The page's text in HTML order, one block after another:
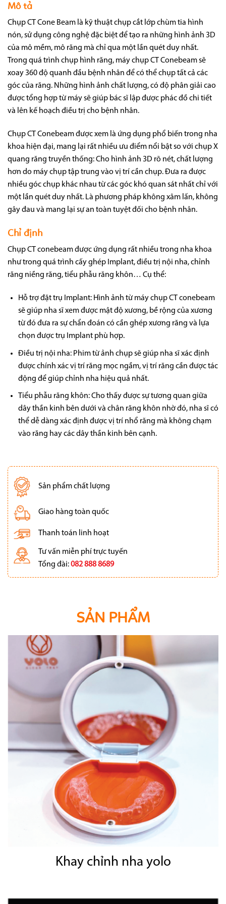
Mô tả
Chụp CT Cone Beam là kỹ thuật chụp cắt lớp chùm tia hình
nón, sử dụng công nghệ đặc biệt để tạo ra những hình ảnh 3D
của mô mềm, mô răng mà chỉ qua một lần quét duy nhất.
Trong quá trình chụp hình răng, máy chụp CT Conebeam sẽ
xoay 360 độ quanh đầu bệnh nhân để có thể chụp tất cả các
góc của răng. Những hình ảnh chất lượng, có độ phân giải cao
được tổng hợp từ máy sẽ giúp bác sĩ lập được phác đồ chi tiết
và lên kế hoạch điều trị cho bệnh nhân.
Chụp CT Conebeam được xem là ứng dụng phổ biến trong nha
khoa hiện đại, mang lại rất nhiều ưu điểm nổi bật so với chụp X
quang răng truyền thống: Cho hình ảnh 3D rõ nét, chất lượng
hơn do máy chụp tập trung vào vị trí cần chụp. Đưa ra được
nhiều góc chụp khác nhau từ các góc khó quan sát nhất chỉ với
một lần quét duy nhất. Là phương pháp không xâm lấn, không
gây đau và mang lại sự an toàn tuyệt đối cho bệnh nhân.
Chỉ định
Chụp CT conebeam được ứng dụng rất nhiều trong nha khoa
như trong quá trình cấy ghép Implant, điều trị nội nha, chỉnh
răng niềng răng, tiểu phẫu răng khôn… Cụ thể:
Hỗ trợ đặt trụ Implant: Hình ảnh từ máy chụp CT conebeam
sẽ giúp nha sĩ xem được mật độ xương, bề rộng của xương
từ đó đưa ra sự chẩn đoán có cần ghép xương răng và lựa
chọn được trụ Implant phù hợp.
Điều trị nội nha: Phim từ ảnh chụp sẽ giúp nha sĩ xác định
được chính xác vị trí răng mọc ngầm, vị trí răng cần được tác
động để giúp chỉnh nha hiệu quả nhất.
Tiểu phẫu răng khôn: Cho thấy được sự tương quan giữa
dây thần kinh bên dưới và chân răng khôn nhờ đó, nha sĩ có
thể dễ dàng xác định được vị trí nhổ răng mà không chạm
vào răng hay các dây thần kinh bên cạnh.
Sản phẩm chất lượng
Giao hàng toàn quốc
Thanh toán linh hoạt
Tư vấn miễn phí trực tuyến
Tổng đài:082 888 8689
SẢN PHẨM
Khay chỉnh nha yolo